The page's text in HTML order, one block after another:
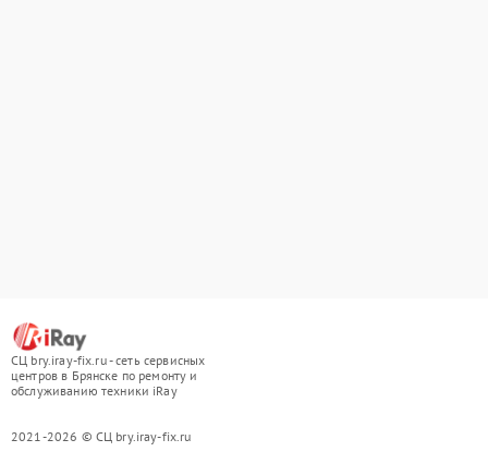
СЦ bry.iray-fix.ru - сеть сервисных
центров в Брянске по ремонту и
обслуживанию техники iRay
2021-2026 © СЦ bry.iray-fix.ru